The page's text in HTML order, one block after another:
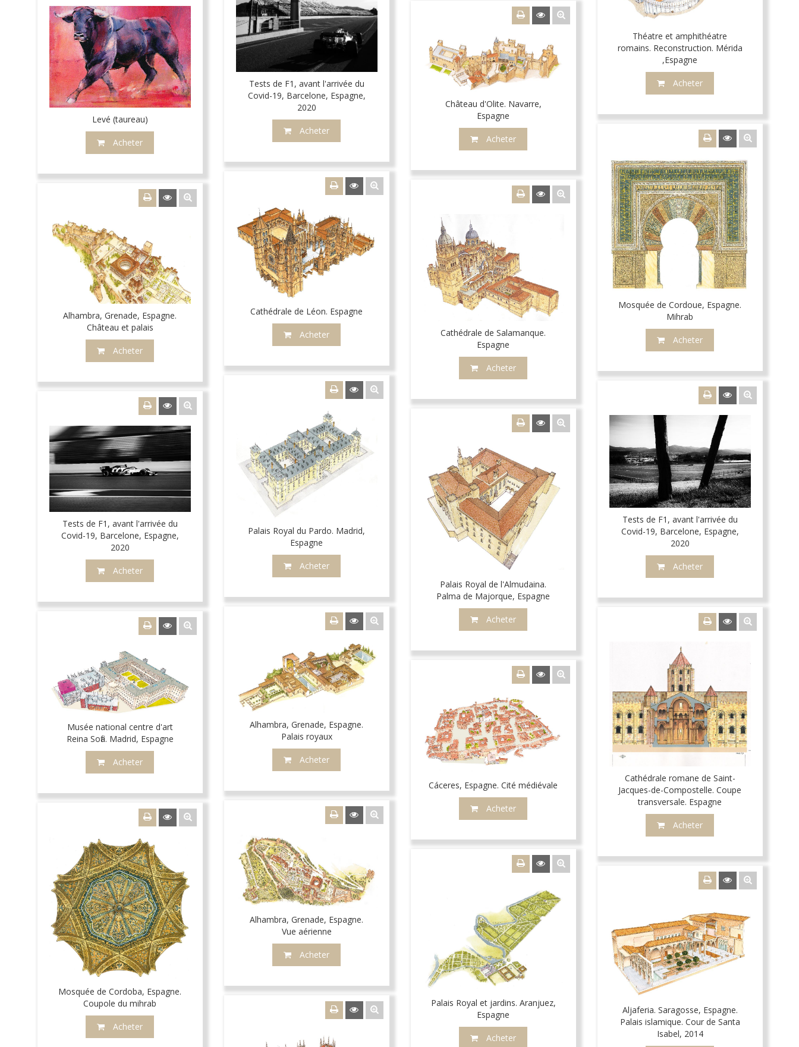
Tests de F1, avant l'arrivée du
Covid-19, Barcelone, Espagne,
2020
Acheter
Théatre et amphithéatre
romains. Reconstruction. Mérida
,Espagne
Acheter
Levé (taureau)
Acheter
Château d'Olite. Navarre,
Espagne
Acheter
Mosquée de Cordoue, Espagne.
Mihrab
Acheter
Cathédrale de Léon. Espagne
Acheter
Cathédrale de Salamanque.
Espagne
Acheter
Alhambra, Grenade, Espagne.
Château et palais
Acheter
Palais Royal du Pardo. Madrid,
Espagne
Acheter
Tests de F1, avant l'arrivée du
Covid-19, Barcelone, Espagne,
2020
Acheter
Tests de F1, avant l'arrivée du
Covid-19, Barcelone, Espagne,
2020
Acheter
Palais Royal de l'Almudaina.
Palma de Majorque, Espagne
Acheter
Alhambra, Grenade, Espagne.
Palais royaux
Acheter
Cathédrale romane de Saint-
Jacques-de-Compostelle. Coupe
transversale. Espagne
Acheter
Musée national centre d'art
Reina Sofia. Madrid, Espagne
Acheter
Cáceres, Espagne. Cité médiévale
Acheter
Alhambra, Grenade, Espagne.
Vue aérienne
Acheter
Mosquée de Cordoba, Espagne.
Coupole du mihrab
Acheter
Palais Royal et jardins. Aranjuez,
Espagne
Acheter
Aljaferia. Saragosse, Espagne.
Palais islamique. Cour de Santa
Isabel, 2014